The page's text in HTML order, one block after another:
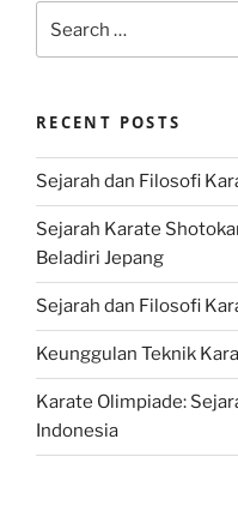
for:
RECENT POSTS
Sejarah dan Filosofi
Sejarah Karate
Beladiri Jepang
Sejarah dan Filosofi
Keunggulan Teknik
Karate Olimpiade:
Indonesia